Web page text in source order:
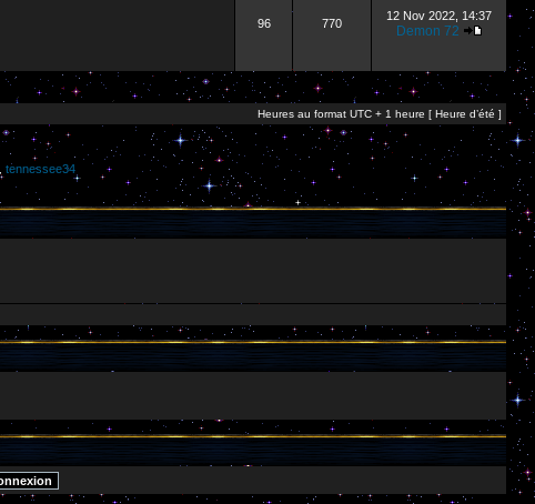
96 770
12 Nov 2022, 14:37
Demon 72
Heures au format UTC + 1 heure [ Heure d’été ]
tennessee34